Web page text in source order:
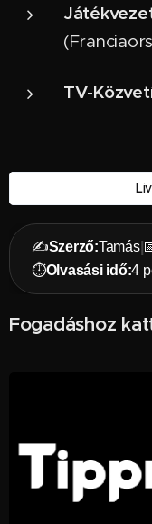
TV-
✍️Szerző:Tamás|
⏱️Olvasási idő:4
Fogadáshoz